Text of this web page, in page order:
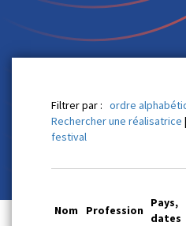
Filtrer par : ordre
Rechercher une réalisatrice |
festival
Nom Profession
Pays,
dates